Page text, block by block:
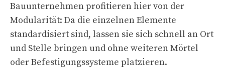
Bauunternehmen profitieren hier von der
Modularität: Da die einzelnen Elemente
standardisiert sind, lassen sie sich schnell an Ort
und Stelle bringen und ohne weiteren Mörtel
oder Befestigungssysteme platzieren.